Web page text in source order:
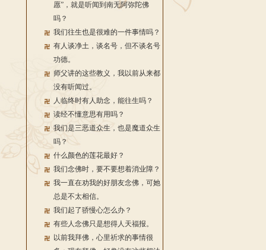
愿”，就是听闻到南无阿弥陀佛
吗？
我们往生也是很难的一件事情吗？
有人谈净土，谈名号，但不谈名号
功德。
师父讲的这些教义，我以前从来都
没有听闻过。
人临终时有人助念，能往生吗？
读经不懂意思有用吗？
我们是三恶道众生，也是魔道众生
吗？
什么颜色的莲花最好？
我们念佛时，要不要想着消业障？
我一直在劝我的好朋友念佛，可她
总是不太相信。
我们起了骄慢心怎么办？
有些人念佛只是想得人天福报。
以前我拜佛，心里祈求的事情很